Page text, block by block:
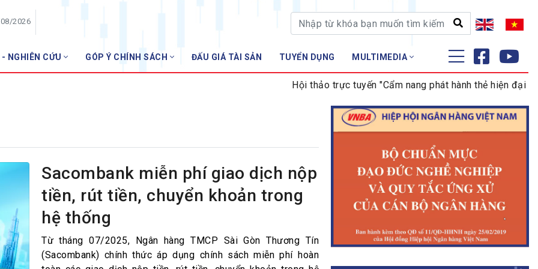
2026
NGHIÊN CỨU GÓP Ý CHÍNH SÁCH ĐẤU GIÁ TÀI SẢN TUYỂN DỤNG MULTIMEDIA
hàng
ĐÀO TẠO - NGHIÊN CỨU
Tập huấn
Hội thảo trực tuyến "Cẩm nang phát hành thẻ hiện đại
Sacombank miễn phí giao dịch nộp
tiền, rút tiền, chuyển khoản trong
hệ thống
Từ tháng 07/2025, Ngân hàng TMCP Sài Gòn Thương Tín
(Sacombank) chính thức áp dụng chính sách miễn phí hoàn